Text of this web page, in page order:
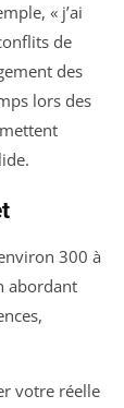
« j’ai
de
des
lors des
300 à
abordant
votre réelle